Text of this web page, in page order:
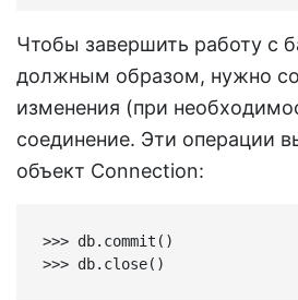
Чтобы завершить работу с
должным образом, нужно
изменения (при
соединение. Эти операции
объект Connection:
>>> db.commit()
>>> db.close()